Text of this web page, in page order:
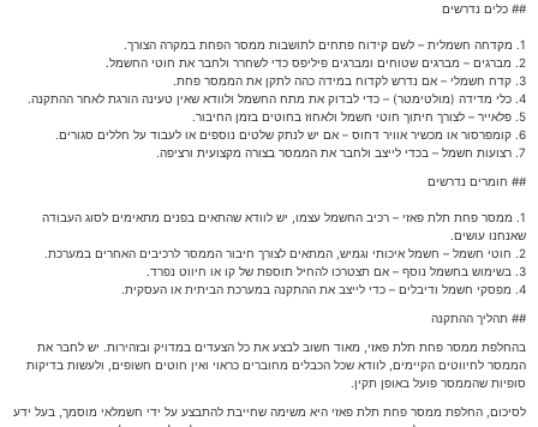
## כלים נדרשים
1. מקדחה חשמלית – לשם קידוח פתחים לתושבות ממסר הפחת במקרה הצורך.
2. מברגים – מברגים שטוחים ומברגים פיליפס כדי לשחרר ולחבר את חוטי החשמל.
3. קדח חשמלי – אם נדרש לקדוח במידה כהה לתקן את הממסר פחת.
4. כלי מדידה (מולטימטר) – כדי לבדוק את מתח החשמל ולוודא שאין טעינה הורגת לאחר ההתקנה.
5. פלאייר – לצורך חיתוך חוטי חשמל ולאחוז בחוטים בזמן החיבור.
6. קומפרסור או מכשיר אוויר דחוס – אם יש לנתק שלטים נוספים או לעבוד על חללים סגורים.
7. רצועות חשמל – בכדי לייצב ולחבר את הממסר בצורה מקצועית ורציפה.
## חומרים נדרשים
1. ממסר פחת תלת פאזי – רכיב החשמל עצמו, יש לוודא שהתאים בפנים מתאימים לסוג העבודה
שאנחנו עושים.
2. חוטי חשמל – חשמל איכותי וגמיש, המתאים לצורך חיבור הממסר לרכיבים האחרים במערכת.
3. בשימוש בחשמל נוסף – אם תצטרכו להחיל תוספת של קו או חיווט נפרד.
4. מפסקי חשמל ודיבלים – כדי לייצב את ההתקנה במערכת הביתית או העסקית.
## תהליך ההתקנה
בהחלפת ממסר פחת תלת פאזי, מאוד חשוב לבצע את כל הצעדים במדויק ובזהירות. יש לחבר את
הממסר לחיווטים הקיימים, לוודא שכל הכבלים מחוברים כראוי ואין חוטים חשופים, ולעשות בדיקות
סופיות שהממסר פועל באופן תקין.
לסיכום, החלפת ממסר פחת תלת פאזי היא משימה שחייבת להתבצע על ידי חשמלאי מוסמך, בעל ידע